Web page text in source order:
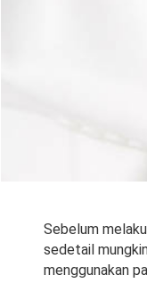
Sebelum
sedetail
menggunakan